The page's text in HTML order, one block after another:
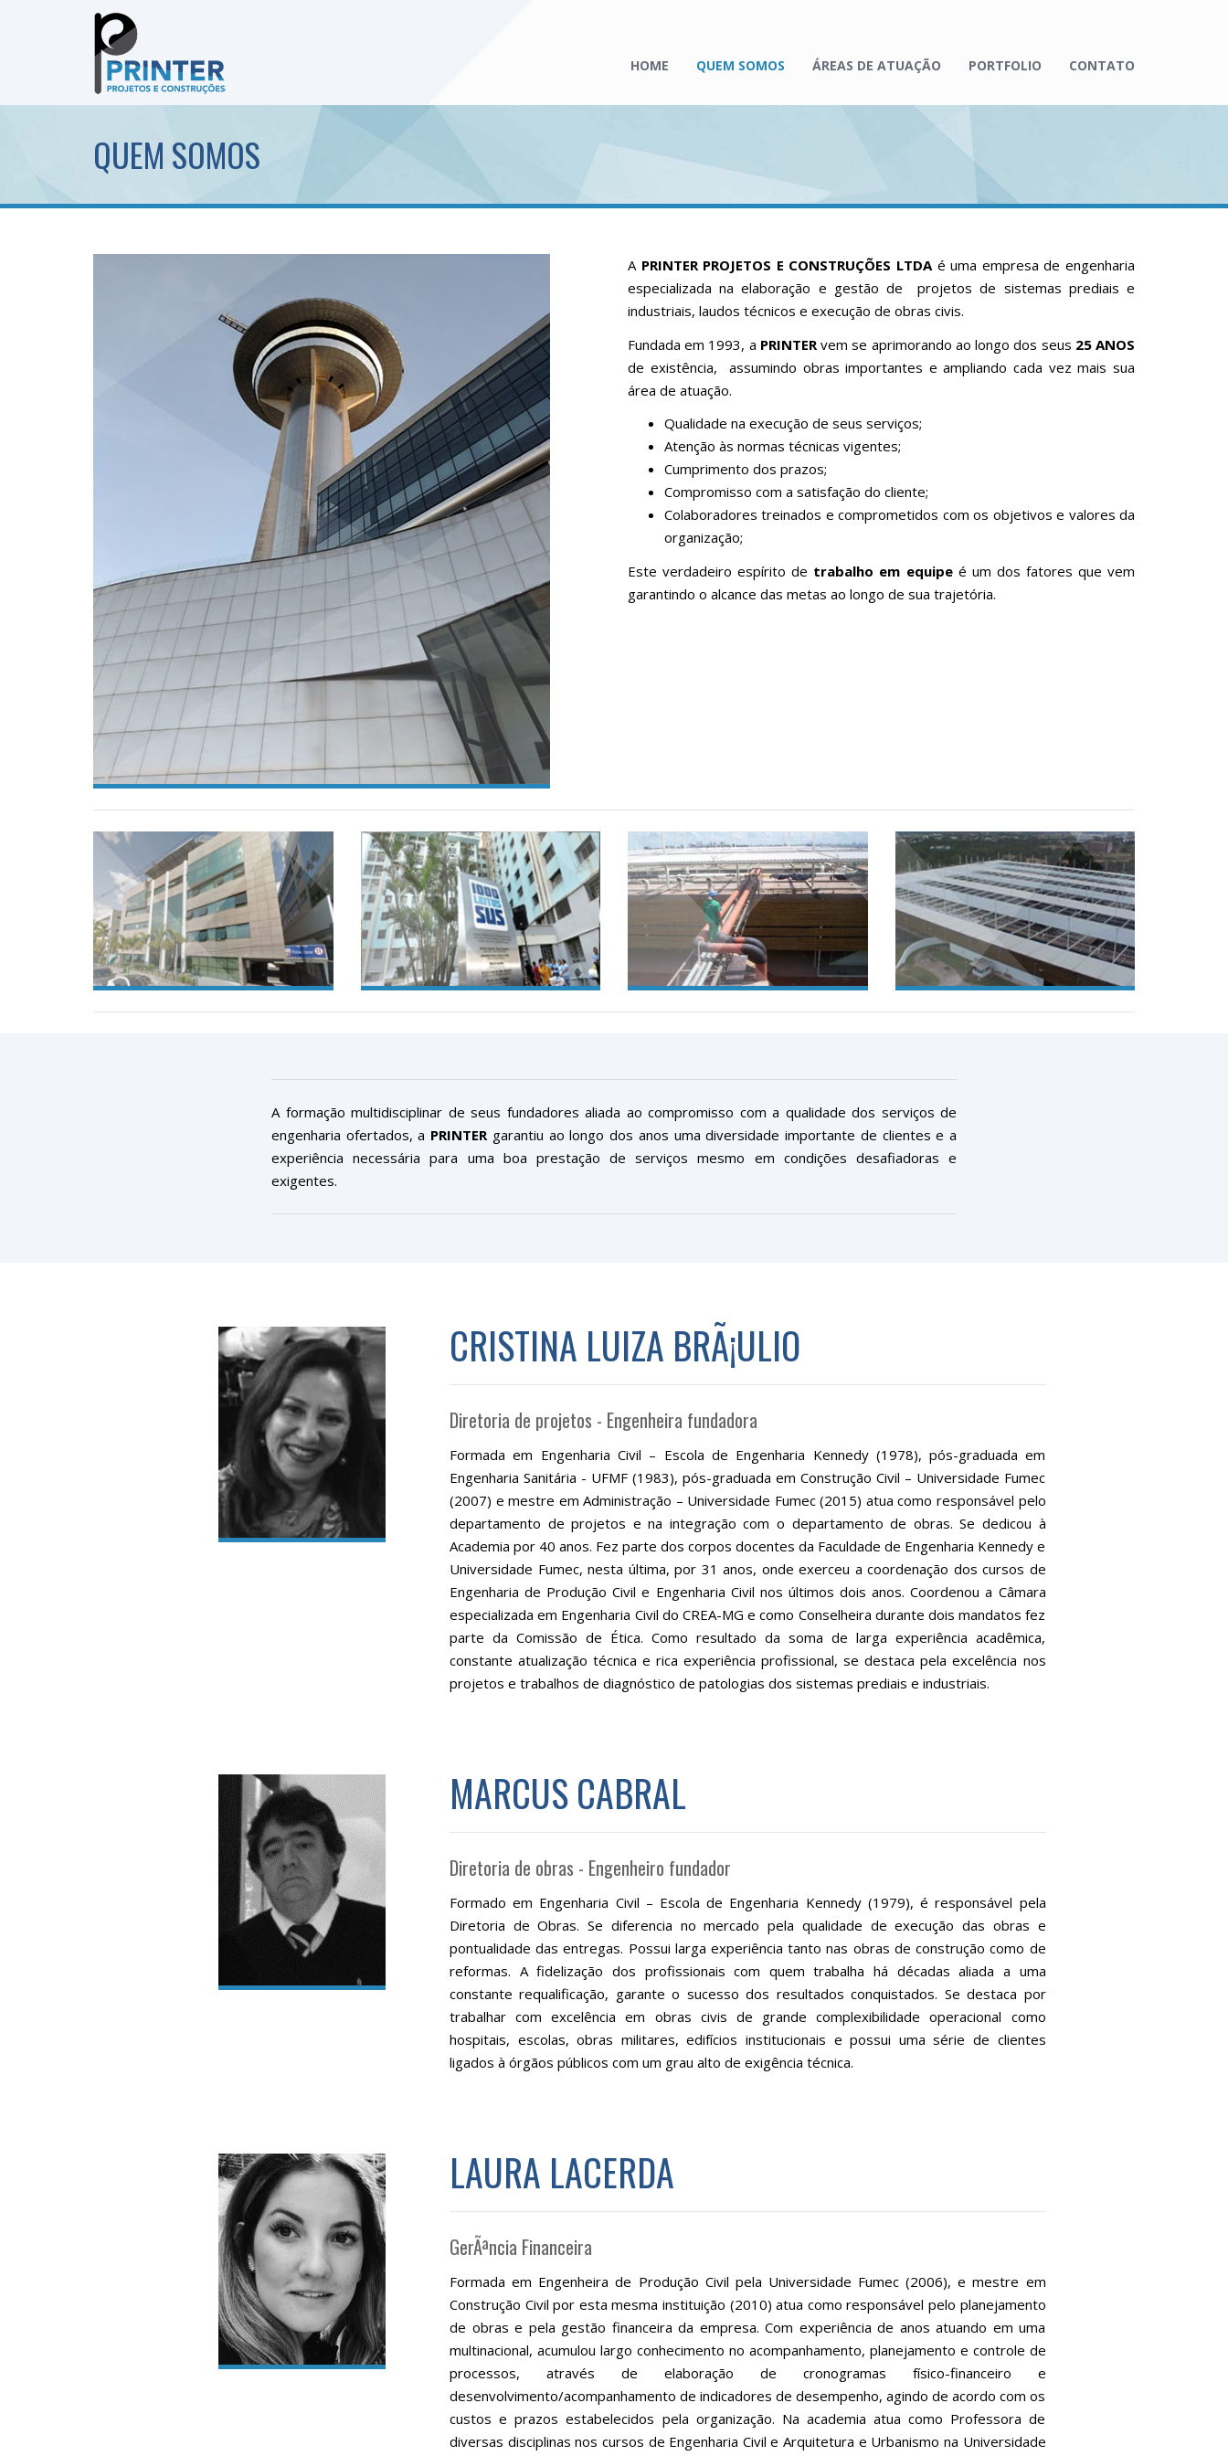
HOME QUEM SOMOS ÁREAS DE ATUAÇÃO PORTFOLIO CONTATO
QUEM SOMOS
A PRINTER PROJETOS E CONSTRUÇÕES LTDA é uma empresa de engenharia
especializada na elaboração e gestão de projetos de sistemas prediais e
industriais, laudos técnicos e execução de obras civis.
Fundada em 1993, a PRINTERvem se aprimorando ao longo dos seus 25 ANOS
de existência, assumindo obras importantes e ampliando cada vez mais sua
área de atuação.
Qualidade na execução de seus serviços;
Atenção às normas técnicas vigentes;
Cumprimento dos prazos;
Compromisso com a satisfação do cliente;
Colaboradores treinados e comprometidos com os objetivos e valores da
organização;
Este verdadeiro espírito de trabalho em equipe é um dos fatores que vem
garantindo o alcance das metas ao longo de sua trajetória.
A formação multidisciplinar de seus fundadores aliada ao compromisso com a qualidade dos serviços de
engenharia ofertados, a PRINTER garantiu ao longo dos anos uma diversidade importante de clientes e a
experiência necessária para uma boa prestação de serviços mesmo em condições desafiadoras e
exigentes.
CRISTINA LUIZA BRÃ¡ULIO
Diretoria de projetos - Engenheira fundadora
Formada em Engenharia Civil – Escola de Engenharia Kennedy (1978), pós-graduada em
Engenharia Sanitária - UFMF (1983), pós-graduada em Construção Civil – Universidade Fumec
(2007) e mestre em Administração – Universidade Fumec (2015) atua como responsável pelo
departamento de projetos e na integração com o departamento de obras. Se dedicou à
Academia por 40 anos. Fez parte dos corpos docentes da Faculdade de Engenharia Kennedy e
Universidade Fumec, nesta última, por 31 anos, onde exerceu a coordenação dos cursos de
Engenharia de Produção Civil e Engenharia Civil nos últimos dois anos. Coordenou a Câmara
especializada em Engenharia Civil do CREA-MG e como Conselheira durante dois mandatos fez
parte da Comissão de Ética. Como resultado da soma de larga experiência acadêmica,
constante atualização técnica e rica experiência profissional, se destaca pela excelência nos
projetos e trabalhos de diagnóstico de patologias dos sistemas prediais e industriais.
MARCUS CABRAL
Diretoria de obras - Engenheiro fundador
Formado em Engenharia Civil – Escola de Engenharia Kennedy (1979), é responsável pela
Diretoria de Obras. Se diferencia no mercado pela qualidade de execução das obras e
pontualidade das entregas. Possui larga experiência tanto nas obras de construção como de
reformas. A fidelização dos profissionais com quem trabalha há décadas aliada a uma
constante requalificação, garante o sucesso dos resultados conquistados. Se destaca por
trabalhar com excelência em obras civis de grande complexibilidade operacional como
hospitais, escolas, obras militares, edifícios institucionais e possui uma série de clientes
ligados à órgãos públicos com um grau alto de exigência técnica.
LAURA LACERDA
GerÃªncia Financeira
Formada em Engenheira de Produção Civil pela Universidade Fumec (2006), e mestre em
Construção Civil por esta mesma instituição (2010) atua como responsável pelo planejamento
de obras e pela gestão financeira da empresa. Com experiência de anos atuando em uma
multinacional, acumulou largo conhecimento no acompanhamento, planejamento e controle de
processos, através de elaboração de cronogramas físico-financeiro e
desenvolvimento/acompanhamento de indicadores de desempenho, agindo de acordo com os
custos e prazos estabelecidos pela organização. Na academia atua como Professora de
diversas disciplinas nos cursos de Engenharia Civil e Arquitetura e Urbanismo na Universidade